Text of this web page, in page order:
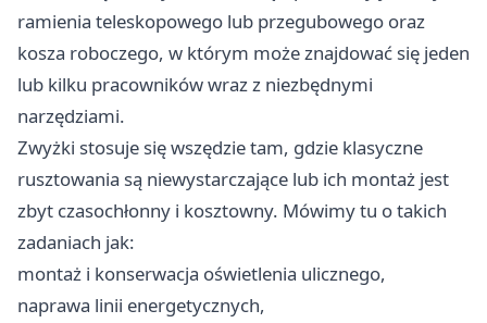
ramienia teleskopowego lub przegubowego oraz
kosza roboczego, w którym może znajdować się jeden
lub kilku pracowników wraz z niezbędnymi
narzędziami.
Zwyżki stosuje się wszędzie tam, gdzie klasyczne
rusztowania są niewystarczające lub ich montaż jest
zbyt czasochłonny i kosztowny. Mówimy tu o takich
zadaniach jak:
montaż i konserwacja oświetlenia ulicznego,
naprawa linii energetycznych,